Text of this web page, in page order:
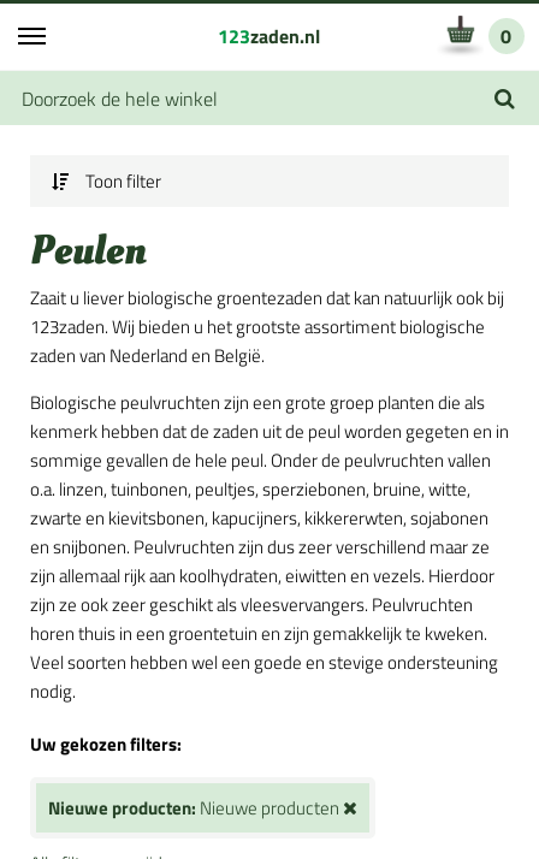
123zaden.nl 0
Toon filter
Peulen
Zaait u liever biologische groentezaden dat kan natuurlijk ook bij
123zaden. Wij bieden u het grootste assortiment biologische
zaden van Nederland en België.
Biologische peulvruchten zijn een grote groep planten die als
kenmerk hebben dat de zaden uit de peul worden gegeten en in
sommige gevallen de hele peul. Onder de peulvruchten vallen
o.a. linzen, tuinbonen, peultjes, sperziebonen, bruine, witte,
zwarte en kievitsbonen, kapucijners, kikkererwten, sojabonen
en snijbonen. Peulvruchten zijn dus zeer verschillend maar ze
zijn allemaal rijk aan koolhydraten, eiwitten en vezels. Hierdoor
zijn ze ook zeer geschikt als vleesvervangers. Peulvruchten
horen thuis in een groentetuin en zijn gemakkelijk te kweken.
Veel soorten hebben wel een goede en stevige ondersteuning
nodig.
Uw gekozen filters:
Nieuwe producten: Nieuwe producten